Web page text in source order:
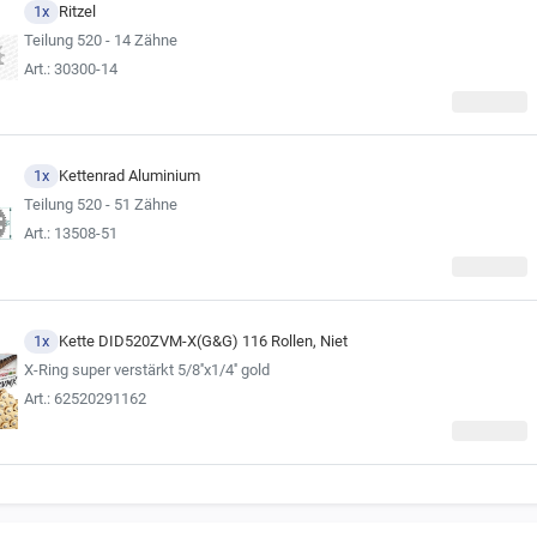
sich für die Kette im Kettensatz stets an der Erstausrüsterqualität zu
der Fahrzeugsuche).
1x Ritzel
Teilung 520 - 14 Zähne
Art.: 30300-14
1x Kettenrad Aluminium
Teilung 520 - 51 Zähne
Art.: 13508-51
1x Kette DID520ZVM-X(G&G) 116 Rollen, Niet
X-Ring super verstärkt 5/8''x1/4'' gold
Art.: 62520291162